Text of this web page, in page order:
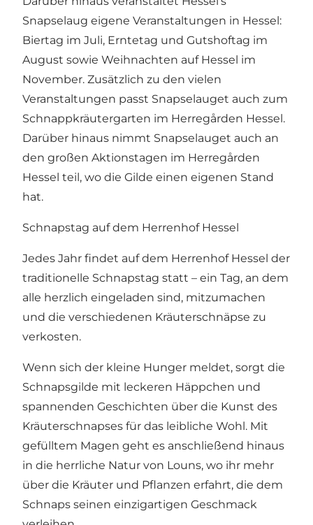
Snapselaug eigene Veranstaltungen in Hessel:
Biertag im Juli, Erntetag und Gutshoftag im
August sowie Weihnachten auf Hessel im
November. Zusätzlich zu den vielen
Veranstaltungen passt Snapselauget auch zum
Schnappkräutergarten im Herregården Hessel.
Darüber hinaus nimmt Snapselauget auch an
den großen Aktionstagen im Herregården
Hessel teil, wo die Gilde einen eigenen Stand
hat.
Schnapstag auf dem Herrenhof Hessel
Jedes Jahr findet auf dem Herrenhof Hessel der
traditionelle Schnapstag statt – ein Tag, an dem
alle herzlich eingeladen sind, mitzumachen
und die verschiedenen Kräuterschnäpse zu
verkosten.
Wenn sich der kleine Hunger meldet, sorgt die
Schnapsgilde mit leckeren Häppchen und
spannenden Geschichten über die Kunst des
Kräuterschnapses für das leibliche Wohl. Mit
gefülltem Magen geht es anschließend hinaus
in die herrliche Natur von Louns, wo ihr mehr
über die Kräuter und Pflanzen erfahrt, die dem
Schnaps seinen einzigartigen Geschmack